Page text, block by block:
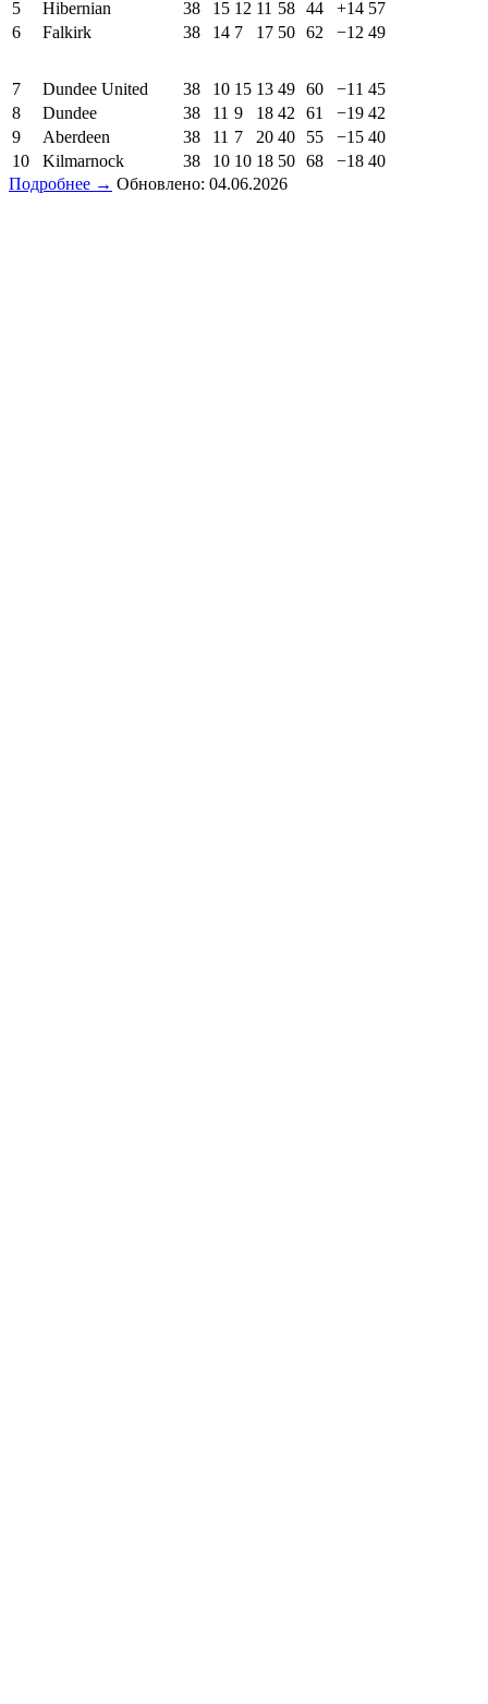
5 Hibernian 38 15 12 11 58 44 +14 57
6
Falkirk 38 14 7 17 50 62 −12 49
7 Dundee United 38 10 15 13 49 60 −11 45
8
Dundee 38 11 9 18 42 61 −19 42
9
Aberdeen 38 11 7 20 40 55 −15 40
10
Kilmarnock 38 10 10 18 50 68 −18 40
Подробнее → Обновлено: 04.06.2026